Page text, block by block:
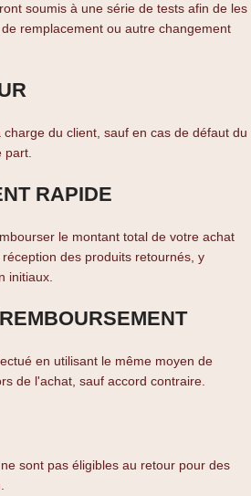
soumis à une série de tests afin de les
remplacement ou autre changement
du client, sauf en cas de défaut du
RAPIDE
le montant total de votre achat
des produits retournés, y
initiaux.
en utilisant le même moyen de
de l'achat, sauf accord contraire.
sont pas éligibles au retour pour des